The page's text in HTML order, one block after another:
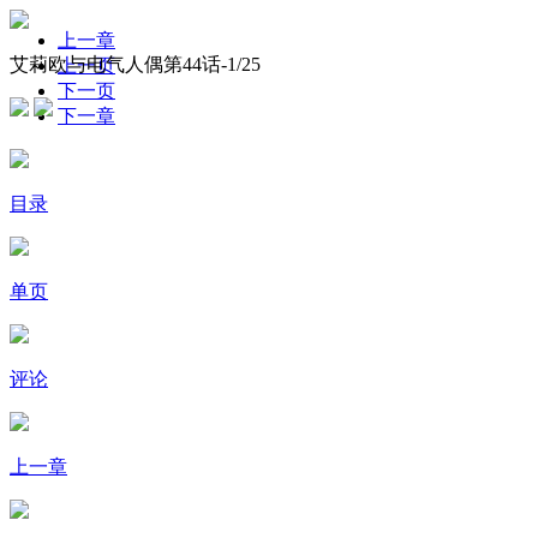
艾莉欧与电气人偶第44话-1/25
上一章
上一页
下一页
下一章
目录
单页
评论
上一章